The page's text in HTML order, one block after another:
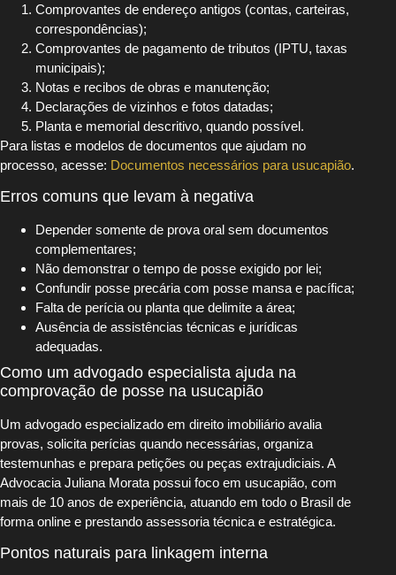
Comprovantes de endereço antigos (contas, carteiras,
correspondências);
Comprovantes de pagamento de tributos (IPTU, taxas
municipais);
Notas e recibos de obras e manutenção;
Declarações de vizinhos e fotos datadas;
Planta e memorial descritivo, quando possível.
Para listas e modelos de documentos que ajudam no
processo, acesse: Documentos necessários para usucapião.
Erros comuns que levam à negativa
Depender somente de prova oral sem documentos
complementares;
Não demonstrar o tempo de posse exigido por lei;
Confundir posse precária com posse mansa e pacífica;
Falta de perícia ou planta que delimite a área;
Ausência de assistências técnicas e jurídicas
adequadas.
Como um advogado especialista ajuda na
comprovação de posse na usucapião
Um advogado especializado em direito imobiliário avalia
provas, solicita perícias quando necessárias, organiza
testemunhas e prepara petições ou peças extrajudiciais. A
Advocacia Juliana Morata possui foco em usucapião, com
mais de 10 anos de experiência, atuando em todo o Brasil de
forma online e prestando assessoria técnica e estratégica.
Pontos naturais para linkagem interna